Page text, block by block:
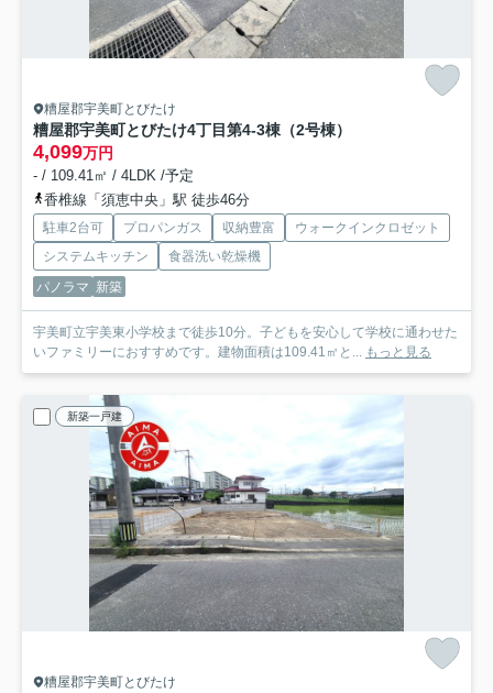
糟屋郡宇美町とびたけ
糟屋郡宇美町とびたけ4丁目第4-3棟（2号棟）
4,099万円
- / 109.41㎡ / 4LDK /予定
香椎線「須恵中央」駅 徒歩46分
駐車2台可 プロパンガス 収納豊富
ウォークインクロゼット
システムキッチン
食器洗い乾燥機
パノラマ 新築
宇美町立宇美東小学校まで徒歩10分。子どもを安心して学校に通わせた
いファミリーにおすすめです。建物面積は109.41㎡と... もっと見る
新築一戸建
糟屋郡宇美町とびたけ